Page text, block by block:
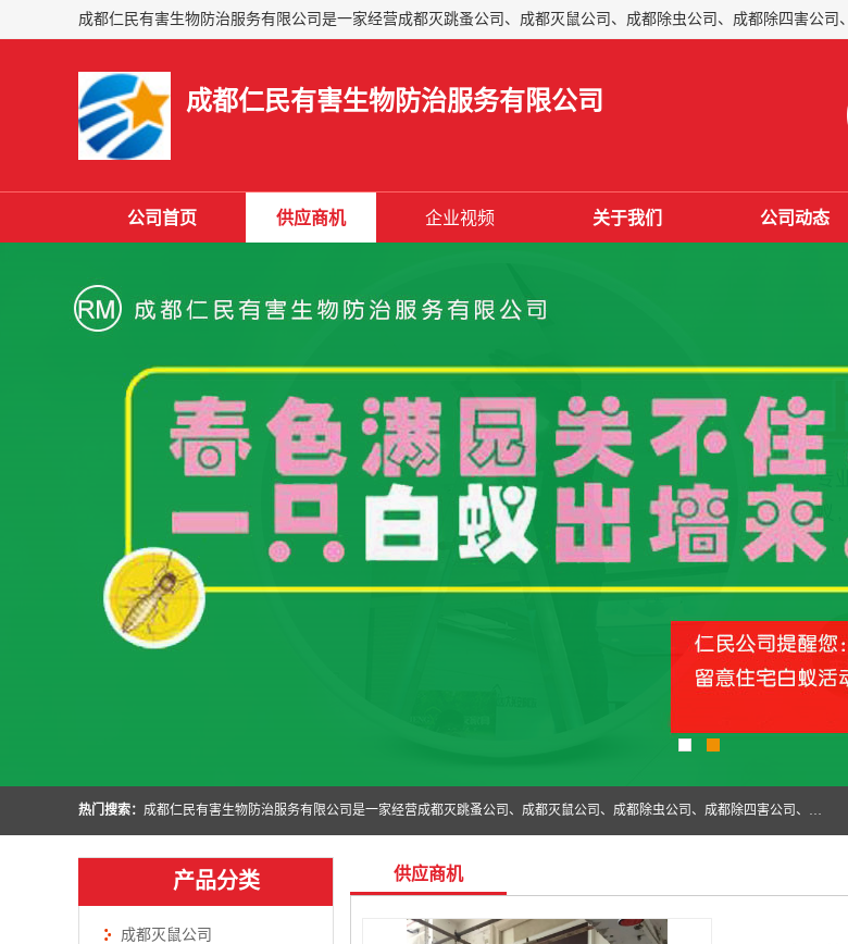
成都仁民有害生物防治服务有限公司
公司首页 供应商机 企业视频 关于我们 公司动态
热门搜索： 成都仁民有害生物防治服务有限公司是一家经营成都灭跳蚤公司、成都灭鼠公司、成都除虫公司、成都除四害公司、成都白蚁防治公司、成都杀虫公司等。业务覆盖：青白江、郫县、简阳、金堂、乐山、眉山、绵阳、彭州等区域。 由于我们的专业技术和服务态度得到了肯定、 目前公司已经与省内外的多个金 融企业、高端写字楼、星级酒 店、宾馆餐饮企业、学校、制造生产企业、物业小区建立了长期友好的合作关系。
产品分类
成都灭鼠公司
供应商机